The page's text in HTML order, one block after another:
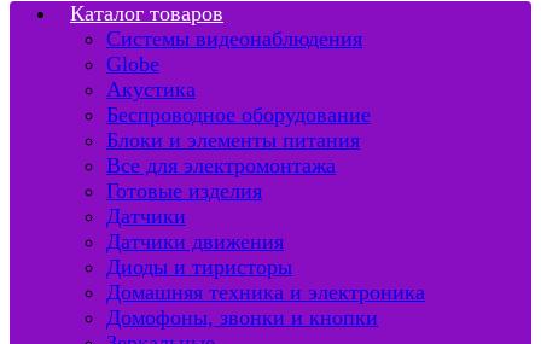
Каталог товаров
Системы видеонаблюдения
Globe
Акустика
Беспроводное оборудование
Блоки и элементы питания
Все для электромонтажа
Готовые изделия
Датчики
Датчики движения
Диоды и тиристоры
Домашняя техника и электроника
Домофоны, звонки и кнопки